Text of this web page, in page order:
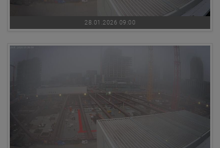
28.01.2026 09:00